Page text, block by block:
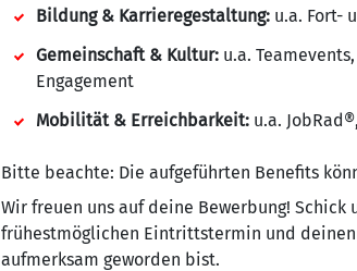
Bildung & Karrieregestaltung: u.a. Fort-
Gemeinschaft & Kultur: u.a.
Engagement
Mobilität & Erreichbarkeit: u.a.
Bitte beachte: Die aufgeführten Benefits
Wir freuen uns auf deine Bewerbung!
frühestmöglichen Eintrittstermin und
aufmerksam geworden bist.